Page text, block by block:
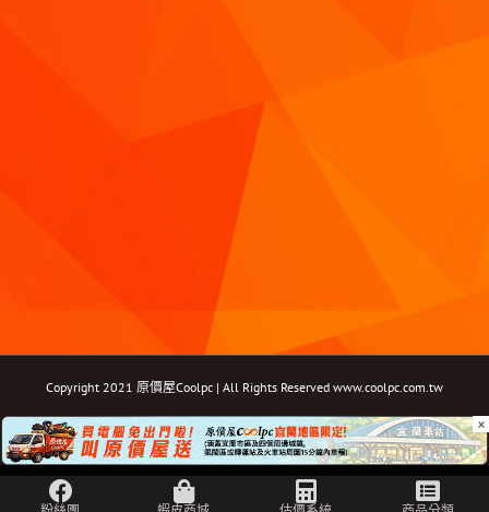
Copyright 2021 原價屋Coolpc | All Rights Reserved www.coolpc.com.tw
FacebookInstagramYouTubeTwitterEmail: ×